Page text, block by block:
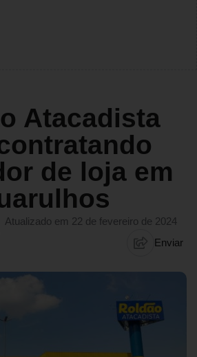
Atacadista
de loja em
Atualizado em 22 de fevereiro de 2024
Enviar